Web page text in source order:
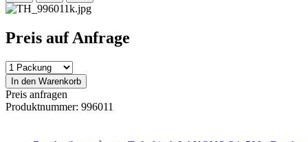
Preis auf Anfrage
In den Warenkorb
Preis anfragen
Produktnummer: 996011